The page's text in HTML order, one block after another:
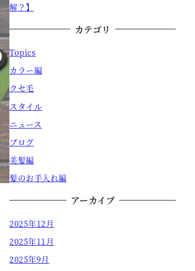
解？】
カテゴリ
Topics
カラー編
クセ毛
スタイル
ニュース
ブログ
美髪編
髪のお手入れ編
アーカイブ
2025年12月
2025年11月
2025年9月